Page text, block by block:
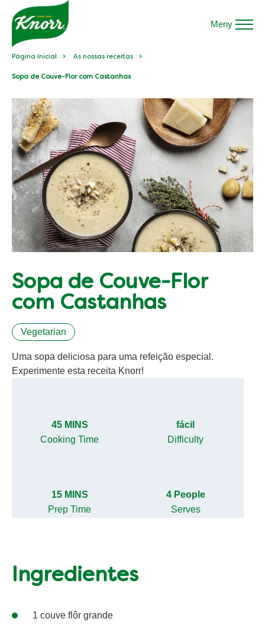
Meny
Página Inicial As nossas receitas
Sopa de Couve-Flor com Castanhas
Sopa de Couve-Flor
com Castanhas
Vegetarian
Uma sopa deliciosa para uma refeição especial.
Experimente esta receita Knorr!
45 MINS
Cooking Time
fácil
Difficulty
15 MINS
Prep Time
4 People
Serves
Ingredientes
1 couve flôr grande